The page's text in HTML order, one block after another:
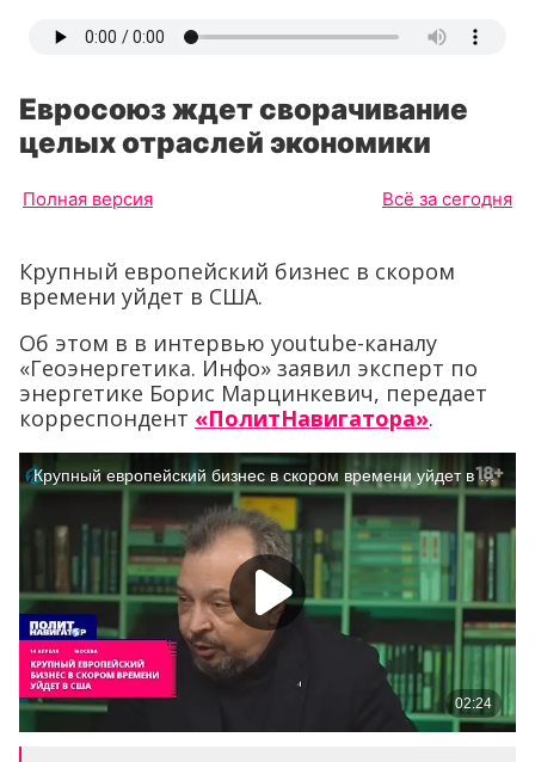
Евросоюз ждет сворачивание
целых отраслей экономики
Полная версия Всё за сегодня
Крупный европейский бизнес в скором
времени уйдет в США.
Об этом в в интервью youtube-каналу
«Геоэнергетика. Инфо» заявил эксперт по
энергетике Борис Марцинкевич, передает
корреспондент «ПолитНавигатора».